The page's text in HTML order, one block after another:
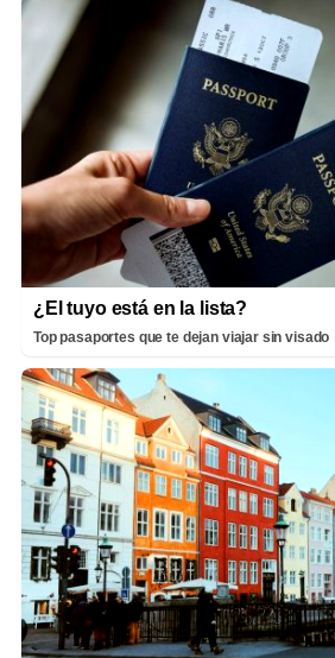
¿El tuyo está en la lista?
Top pasaportes que te dejan viajar sin visado